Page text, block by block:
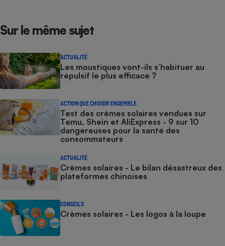
Sur le même sujet
ACTUALITÉ
Les moustiques vont-ils s’habituer au
répulsif le plus efficace ?
ACTION QUE CHOISIR ENSEMBLE
Test des crèmes solaires vendues sur
Temu, Shein et AliExpress - 9 sur 10
dangereuses pour la santé des
consommateurs
ACTUALITÉ
Crèmes solaires - Le bilan désastreux des
plateformes chinoises
CONSEILS
Crèmes solaires - Les logos à la loupe